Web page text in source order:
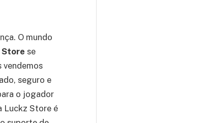
O mundo
Store se
vendemos
seguro e
o jogador
Luckz Store é